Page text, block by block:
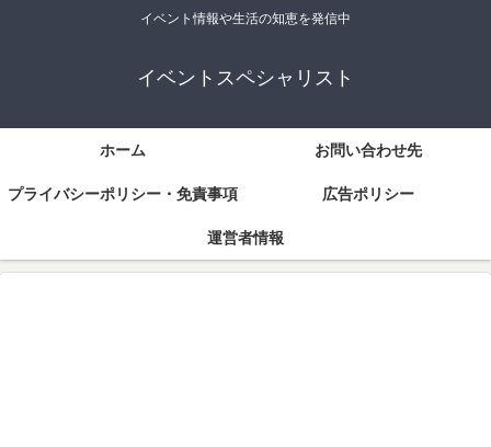
イベント情報や生活の知恵を発信中
イベントスペシャリスト
ホーム お問い合わせ先
プライバシーポリシー・免責事項 広告ポリシー
運営者情報